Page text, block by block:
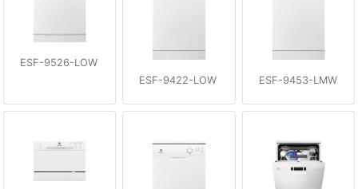
ESF-9526-LOW
ESF-9422-LOW
ESF-9453-LMW